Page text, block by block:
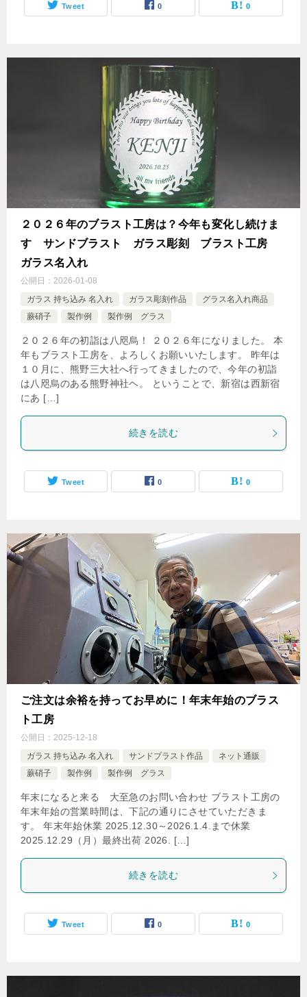
Tweet 0 0
２０２６年のブラスト工房は？今年も変化し続けま
す サンドブラスト ガラス彫刻 ブラスト工房
ガラス名入れ
公開日： 2026-01-08
ガラス 持ち込み 名入れ
ガラス彫刻作品
グラス名入れ商品
蕨硝子
製作例 製作例 グラス
２０２６年の初詣は八咫烏！ ２０２６年になりました。 本
年もブラスト工房を、よろしくお願いいたします。 昨年は
１０月に、熊野三大社へ行ってきましたので、今年の初詣
は八咫烏のある熊野神社ヘ。 ということで、新宿は西新宿
にあ […]
続きを読む
Tweet 0 0
ご注文は余裕を持ってお早めに！年末年始のブラス
ト工房
公開日： 2025-12-18
ガラス 持ち込み 名入れ
サンドブラスト作品
ネット通販
蕨硝子
製作例 製作例 グラス
年末になると来る 大至急のお問い合わせ ブラスト工房の
年末年始の営業時間は、下記の通りにさせていただきま
す。 年末年始休業 2025.12.30～2026.1.4.まで休業
2025.12.29（月）最終出荷 2026. […]
続きを読む
Tweet 0 0